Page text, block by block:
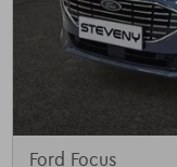
Ford Focus